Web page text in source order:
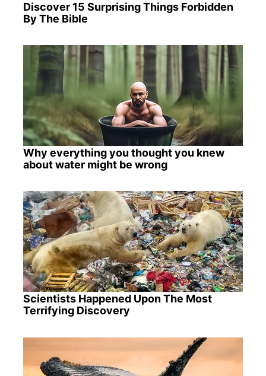
Discover 15 Surprising Things Forbidden
By The Bible
Why everything you thought you knew
about water might be wrong
Scientists Happened Upon The Most
Terrifying Discovery